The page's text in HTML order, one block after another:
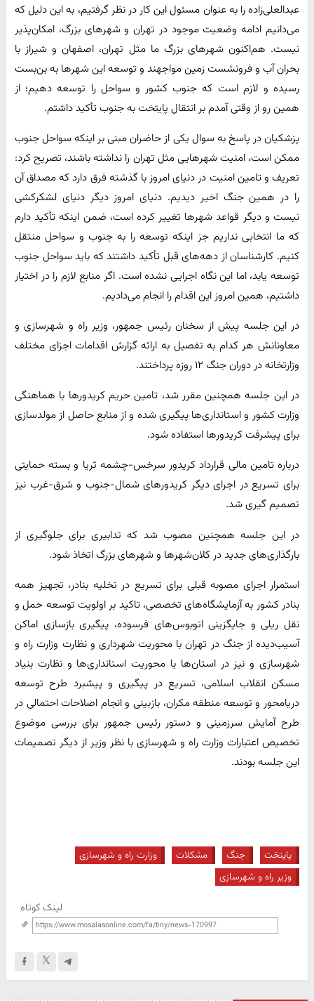
عبدالعلی‌زاده را به عنوان مسئول این کار در نظر گرفتیم، به این دلیل که
می‌دانیم ادامه وضعیت موجود در تهران و شهرهای بزرگ، امکان‌پذیر
نیست. هم‌اکنون شهرهای بزرگ ما مثل تهران، اصفهان و شیراز با
بحران آب و فرونشست زمین مواجهند و توسعه این شهرها به بن‌بست
رسیده و لازم است که جنوب کشور و سواحل را توسعه دهیم؛ از
همین رو از وقتی آمدم بر انتقال پایتخت به جنوب تأکید داشتم.
پزشکیان در پاسخ به سوال یکی از حاضران مبنی بر اینکه سواحل جنوب
ممکن است، امنیت شهرهایی مثل تهران را نداشته باشند، تصریح کرد:
تعریف و تامین امنیت در دنیای امروز با گذشته فرق دارد که مصداق آن
را در همین جنگ اخیر دیدیم. دنیای امروز دیگر دنیای لشکرکشی
نیست و دیگر قواعد شهرها تغییر کرده است، ضمن اینکه تأکید دارم
که ما انتخابی نداریم جز اینکه توسعه را به جنوب و سواحل منتقل
کنیم. کارشناسان از دهه‌های قبل تأکید داشتند که باید سواحل جنوب
توسعه یابد، اما این نگاه اجرایی نشده است. اگر منابع لازم را در اختیار
داشتیم، همین امروز این اقدام را انجام می‌دادیم.
در این جلسه پیش از سخنان رئیس جمهور، وزیر راه و شهرسازی و
معاونانش هر کدام به تفصیل به ارائه گزارش اقدامات اجزای مختلف
وزارتخانه در دوران جنگ ۱۲ روزه پرداختند.
در این جلسه همچنین مقرر شد، تامین حریم کریدورها با هماهنگی
وزارت کشور و استانداری‌ها پیگیری شده و از منابع حاصل از مولدسازی
برای پیشرفت کریدورها استفاده شود.
درباره تامین مالی قرارداد کریدور سرخس-چشمه ثریا و بسته حمایتی
برای تسریع در اجرای دیگر کریدورهای شمال-جنوب و شرق-غرب نیز
تصمیم گیری شد.
در این جلسه همچنین مصوب شد که تدابیری برای جلوگیری از
بارگذاری‌های جدید در کلان‌شهرها و شهرهای بزرگ اتخاذ شود.
استمرار اجرای مصوبه قبلی برای تسریع در تخلیه بنادر، تجهیز همه
بنادر کشور به آزمایشگاه‌های تخصصی، تاکید بر اولویت توسعه حمل و
نقل ریلی و جایگزینی اتوبوس‌های فرسوده، پیگیری بازسازی اماکن
آسیب‌دیده از جنگ در تهران با محوریت شهرداری و نظارت وزارت راه و
شهرسازی و نیز در استان‌ها با محوریت استانداری‌ها و نظارت بنیاد
مسکن انقلاب اسلامی، تسریع در پیگیری و پیشبرد طرح توسعه
دریامحور و توسعه منطقه مکران، بازبینی و انجام اصلاحات احتمالی در
طرح آمایش سرزمینی و دستور رئیس جمهور برای بررسی موضوع
تخصیص اعتبارات وزارت راه و شهرسازی با نظر وزیر از دیگر تصمیمات
این جلسه بودند.
پایتخت جنگ مشکلات
وزارت راه و شهرسازی
وزیر راه و شهرسازی
لینک کوتاه